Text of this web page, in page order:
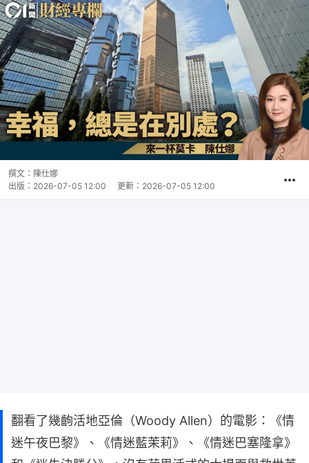
撰文： 陳仕娜
出版： 2026-07-05 12:00 更新： 2026-07-05 12:00
翻看了幾齣活地亞倫（Woody Allen）的電影：《情
迷午夜巴黎》、《情迷藍茉莉》、《情迷巴塞隆拿》